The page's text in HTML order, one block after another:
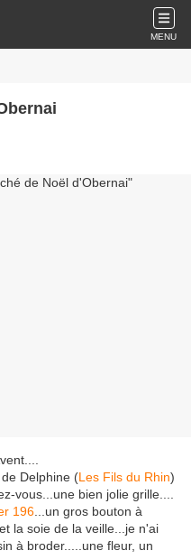
MENU
de Delphine (Les Fils du Rhin)
vous...une bien jolie grille....
196 ...un gros bouton à
la soie de la veille...je n'ai
à broder.....une fleur, un